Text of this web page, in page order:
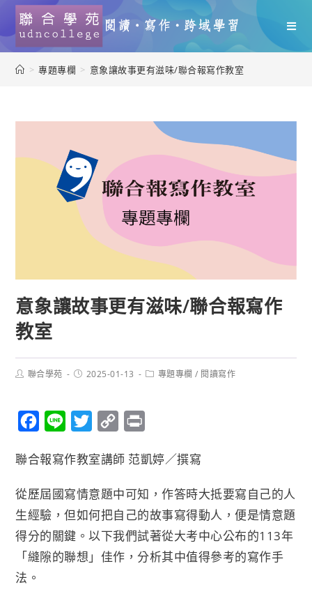
> 專題專欄 > 意象讓故事更有滋味/聯合報寫作教室
意象讓故事更有滋味/聯合報寫作
教室
聯合學苑 2025-01-13 專題專欄 / 閱讀寫作
c
b
o
o
k
n
i
t
e
p
L
n
k
i
t
聯合報寫作教室講師 范凱婷／撰寫
從歷屆國寫情意題中可知，作答時大抵要寫自己的人
生經驗，但如何把自己的故事寫得動人，便是情意題
得分的關鍵。以下我們試著從大考中心公布的113年
「縫隙的聯想」佳作，分析其中值得參考的寫作手
法。